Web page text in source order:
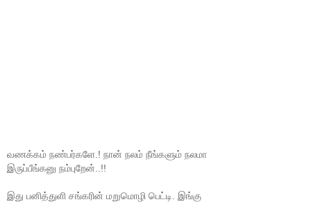
வணக்கம் நண்பர்களே.! நான் நலம் நீங்களும் நலமா
இருப்பீங்கனு நம்புறேன்..!!
இது பனித்துளி சங்கரின் மறுமொழி பெட்டி. இங்கு